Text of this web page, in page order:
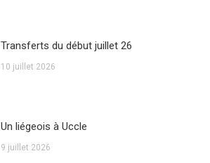
Transferts du début juillet 26
10 juillet 2026
Un liégeois à Uccle
9 juillet 2026